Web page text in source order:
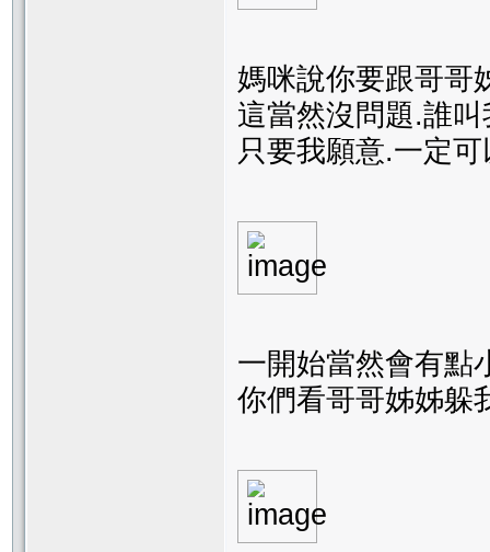
媽咪說你要跟哥哥
這當然沒問題.誰
只要我願意.一定
一開始當然會有點
你們看哥哥姊姊躲